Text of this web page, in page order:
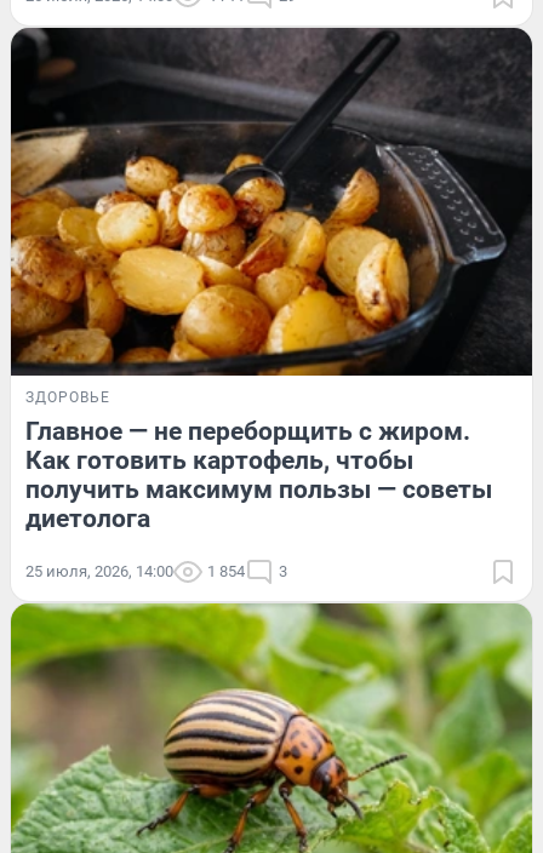
ЗДОРОВЬЕ
Главное — не переборщить с жиром.
Как готовить картофель, чтобы
получить максимум пользы — советы
диетолога
25 июля, 2026, 14:00 1 854 3